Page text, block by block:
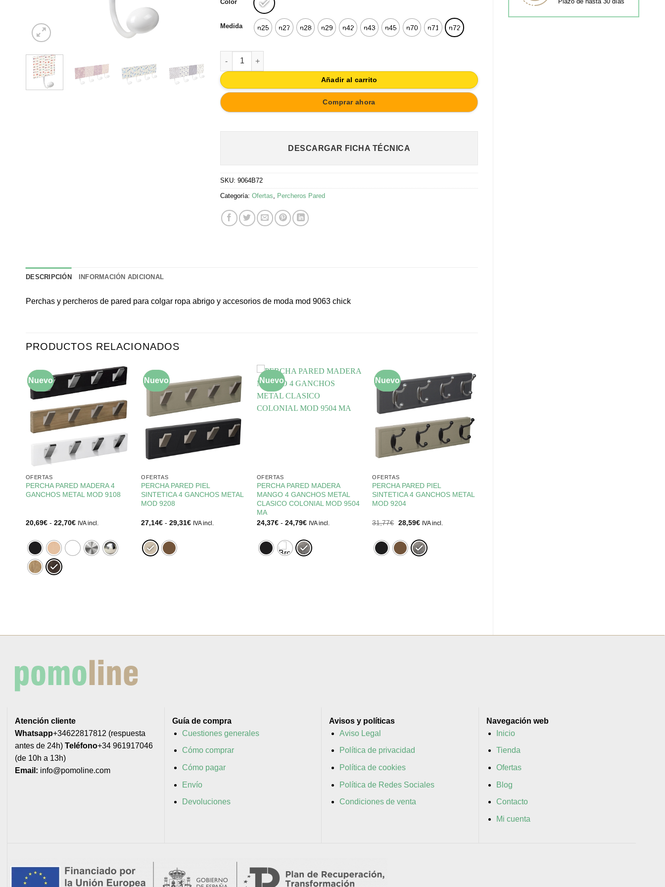
Color
Medida n25 n27 n28 n29 n42 n43 n45 n70 n71 n72
PERCHA PARED METAL DISEÑO RETRO VINTAGE DECORACION CHIC CON 4 GANCHOS PORCELANA cantidad
Añadir al carrito
Comprar ahora
DESCARGAR FICHA TÉCNICA
SKU:9064B72
Categoría:Ofertas, Percheros Pared
DESCRIPCIÓN INFORMACIÓN ADICIONAL
Perchas y percheros de pared para colgar ropa abrigo y accesorios de moda mod 9063 chick
PRODUCTOS RELACIONADOS
-10%
Nuevo
OFERTAS
PERCHA PARED MADERA 4
GANCHOS METAL MOD 9108
20,69€ - 22,70€Rango
desde
20,69€
hasta
IVA incl.
-10%
Nuevo
OFERTAS
PERCHA PARED PIEL
SINTETICA 4 GANCHOS METAL
MOD 9208
27,14€ - 29,31€Rango
IVA incl.
-10%
Nuevo
OFERTAS
PERCHA PARED MADERA
MANGO 4 GANCHOS METAL
CLASICO COLONIAL MOD 9504
MA
24,37€ - 24,79€Rango
desde
24,37€
hasta
IVA incl.
-10%
Nuevo
OFERTAS
PERCHA PARED PIEL
SINTETICA 4 GANCHOS METAL
MOD 9204
31,77€ El
era:
31,77€.
28,59€El
es:
28,59€.
IVA incl.
Atención cliente
Whatsapp+34622817812 (respuesta
antes de 24h) Teléfono+34 961917046
(de 10h a 13h)
Email: info@pomoline.com
Guía de compra
Cuestiones generales
Cómo comprar
Cómo pagar
Envío
Devoluciones
Avisos y políticas
Aviso Legal
Política de privacidad
Política de cookies
Política de Redes Sociales
Condiciones de venta
Navegación web
Inicio
Tienda
Ofertas
Blog
Contacto
Mi cuenta